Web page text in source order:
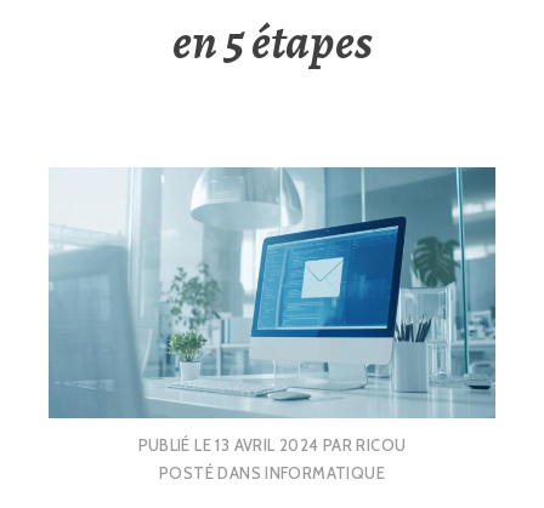
en 5 étapes
PUBLIÉ LE13 AVRIL 2024 PARRICOU
POSTÉ DANSINFORMATIQUE